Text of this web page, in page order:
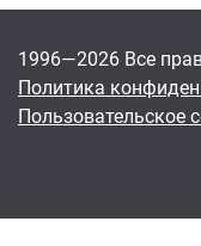
1996—2026 Все
Политика
Пользовательское